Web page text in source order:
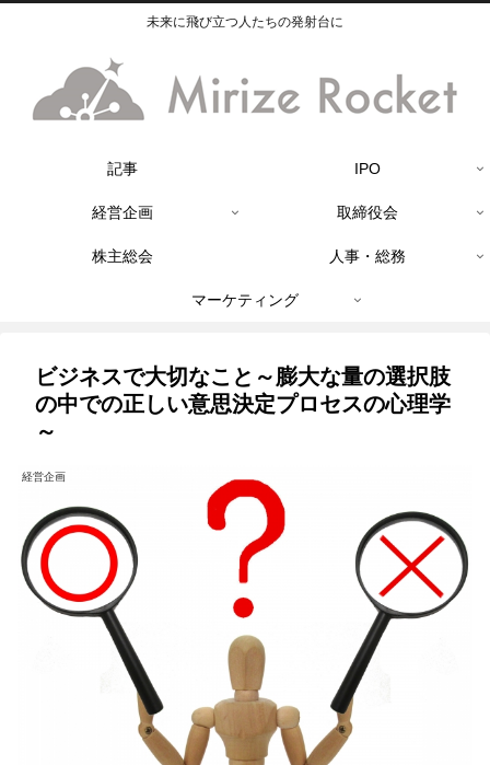
未来に飛び立つ人たちの発射台に
記事 IPO
経営企画 取締役会
株主総会 人事・総務
マーケティング
ビジネスで大切なこと～膨大な量の選択肢
の中での正しい意思決定プロセスの心理学
～
経営企画